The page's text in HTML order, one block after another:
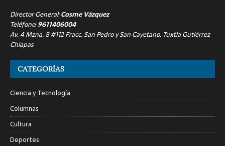
Director General:Cosme Vázquez
Teléfono:9611406004
Av. 4 Mzna. 8 #112 Fracc. San Pedro y San Cayetano, Tuxtla Gutiérrez
Chiapas
CATEGORÍAS
Ciencia y Tecnología
Columnas
Cultura
Deportes